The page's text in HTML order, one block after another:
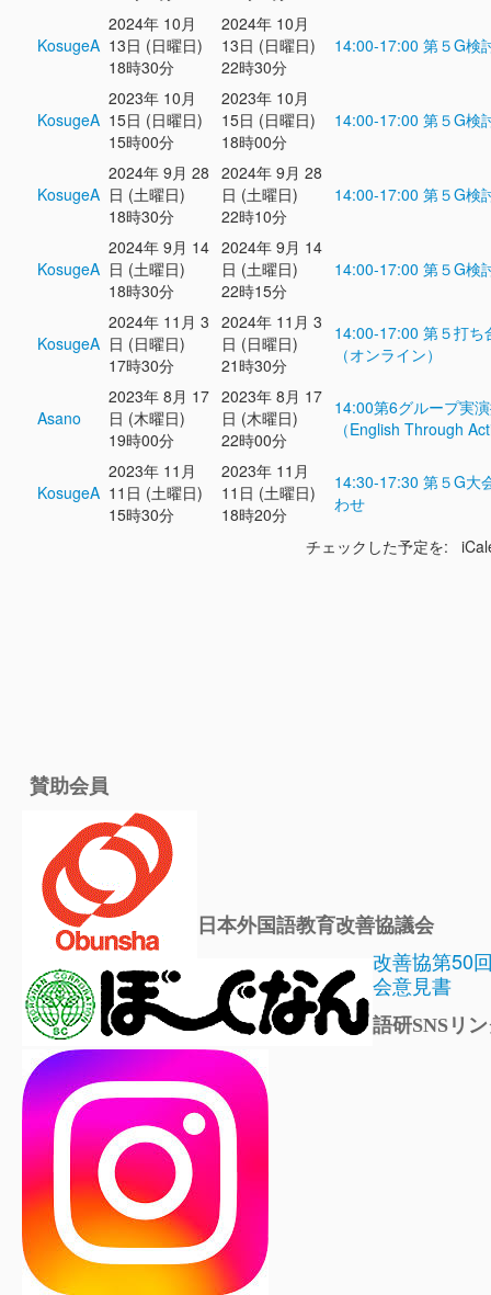
KosugeA
2024年 10月
13日 (日曜日)
18時30分
2024年 10月
13日 (日曜日)
22時30分
14:00-17:00 第５G検
KosugeA
2023年 10月
15日 (日曜日)
15時00分
2023年 10月
15日 (日曜日)
18時00分
14:00-17:00 第５G検
KosugeA
2024年 9月 28
日 (土曜日)
18時30分
2024年 9月 28
日 (土曜日)
22時10分
14:00-17:00 第５G検
KosugeA
2024年 9月 14
日 (土曜日)
18時30分
2024年 9月 14
日 (土曜日)
22時15分
14:00-17:00 第５G検
KosugeA
2024年 11月 3
日 (日曜日)
17時30分
2024年 11月 3
日 (日曜日)
21時30分
14:00-17:00 第５打ち
（オンライン）
Asano
2023年 8月 17
日 (木曜日)
19時00分
2023年 8月 17
日 (木曜日)
22時00分
14:00第6グループ実
（English Through
KosugeA
2023年 11月
11日 (土曜日)
15時30分
2023年 11月
11日 (土曜日)
18時20分
14:30-17:30 第５G大
わせ
チェックした予定を:
賛助会員
日本外国語教育改善協議会
改善協第50
会意見書
語研SNSリ